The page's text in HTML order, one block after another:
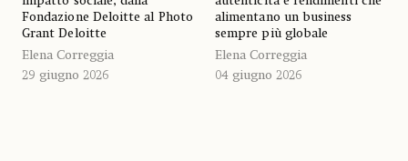
Fondazione Deloitte al Photo
Grant Deloitte
Elena Correggia
29 giugno 2026
alimentano un business
sempre più globale
Elena Correggia
04 giugno 2026